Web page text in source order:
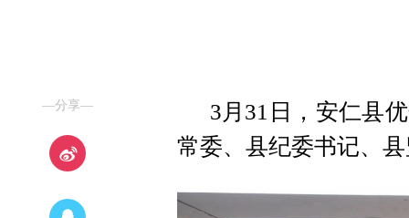
—分享—
3月31日，安仁县
常委、县纪委书记、